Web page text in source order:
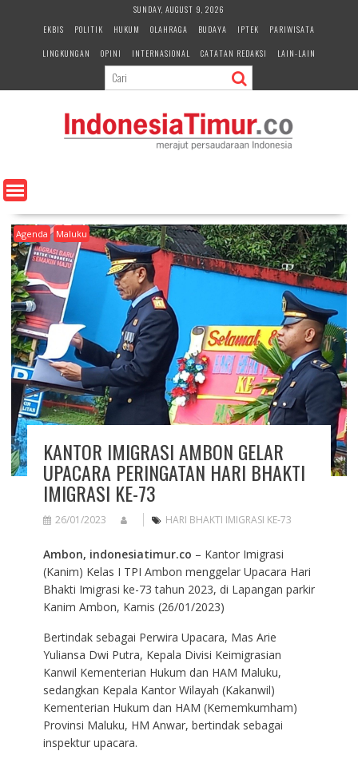
e
n
SUNDAY, AUGUST 9, 2026
EKBIS
POLITIK HUKUM OLAHRAGA BUDAYA IPTEK
PARIWISATA
LINGKUNGAN
OPINI INTERNASIONAL CATATAN REDAKSI LAIN-LAIN
Agenda Maluku
KANTOR IMIGRASI AMBON GELAR
UPACARA PERINGATAN HARI BHAKTI
IMIGRASI KE-73
26/01/2023 HARI BHAKTI IMIGRASI KE-73
Ambon, indonesiatimur.co – Kantor Imigrasi
(Kanim) Kelas I TPI Ambon menggelar Upacara Hari
Bhakti Imigrasi ke-73 tahun 2023, di Lapangan parkir
Kanim Ambon, Kamis (26/01/2023)
Bertindak sebagai Perwira Upacara, Mas Arie
Yuliansa Dwi Putra, Kepala Divisi Keimigrasian
Kanwil Kementerian Hukum dan HAM Maluku,
sedangkan Kepala Kantor Wilayah (Kakanwil)
Kementerian Hukum dan HAM (Kememkumham)
Provinsi Maluku, HM Anwar, bertindak sebagai
inspektur upacara.